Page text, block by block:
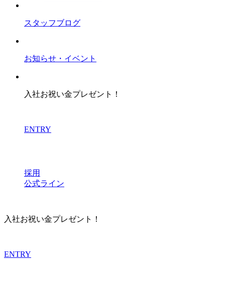
スタッフブログ
お知らせ・イベント
入社お祝い金プレゼント！
ENTRY
採用
公式ライン
入社お祝い金プレゼント！
ENTRY